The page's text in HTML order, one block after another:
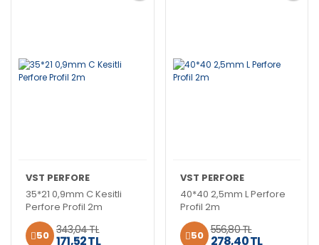
VST PERFORE
35*21 0,9mm C Kesitli
Perfore Profil 2m
50 343,04 TL
171,52 TL
VST PERFORE
40*40 2,5mm L Perfore
Profil 2m
50 556,80 TL
278,40 TL